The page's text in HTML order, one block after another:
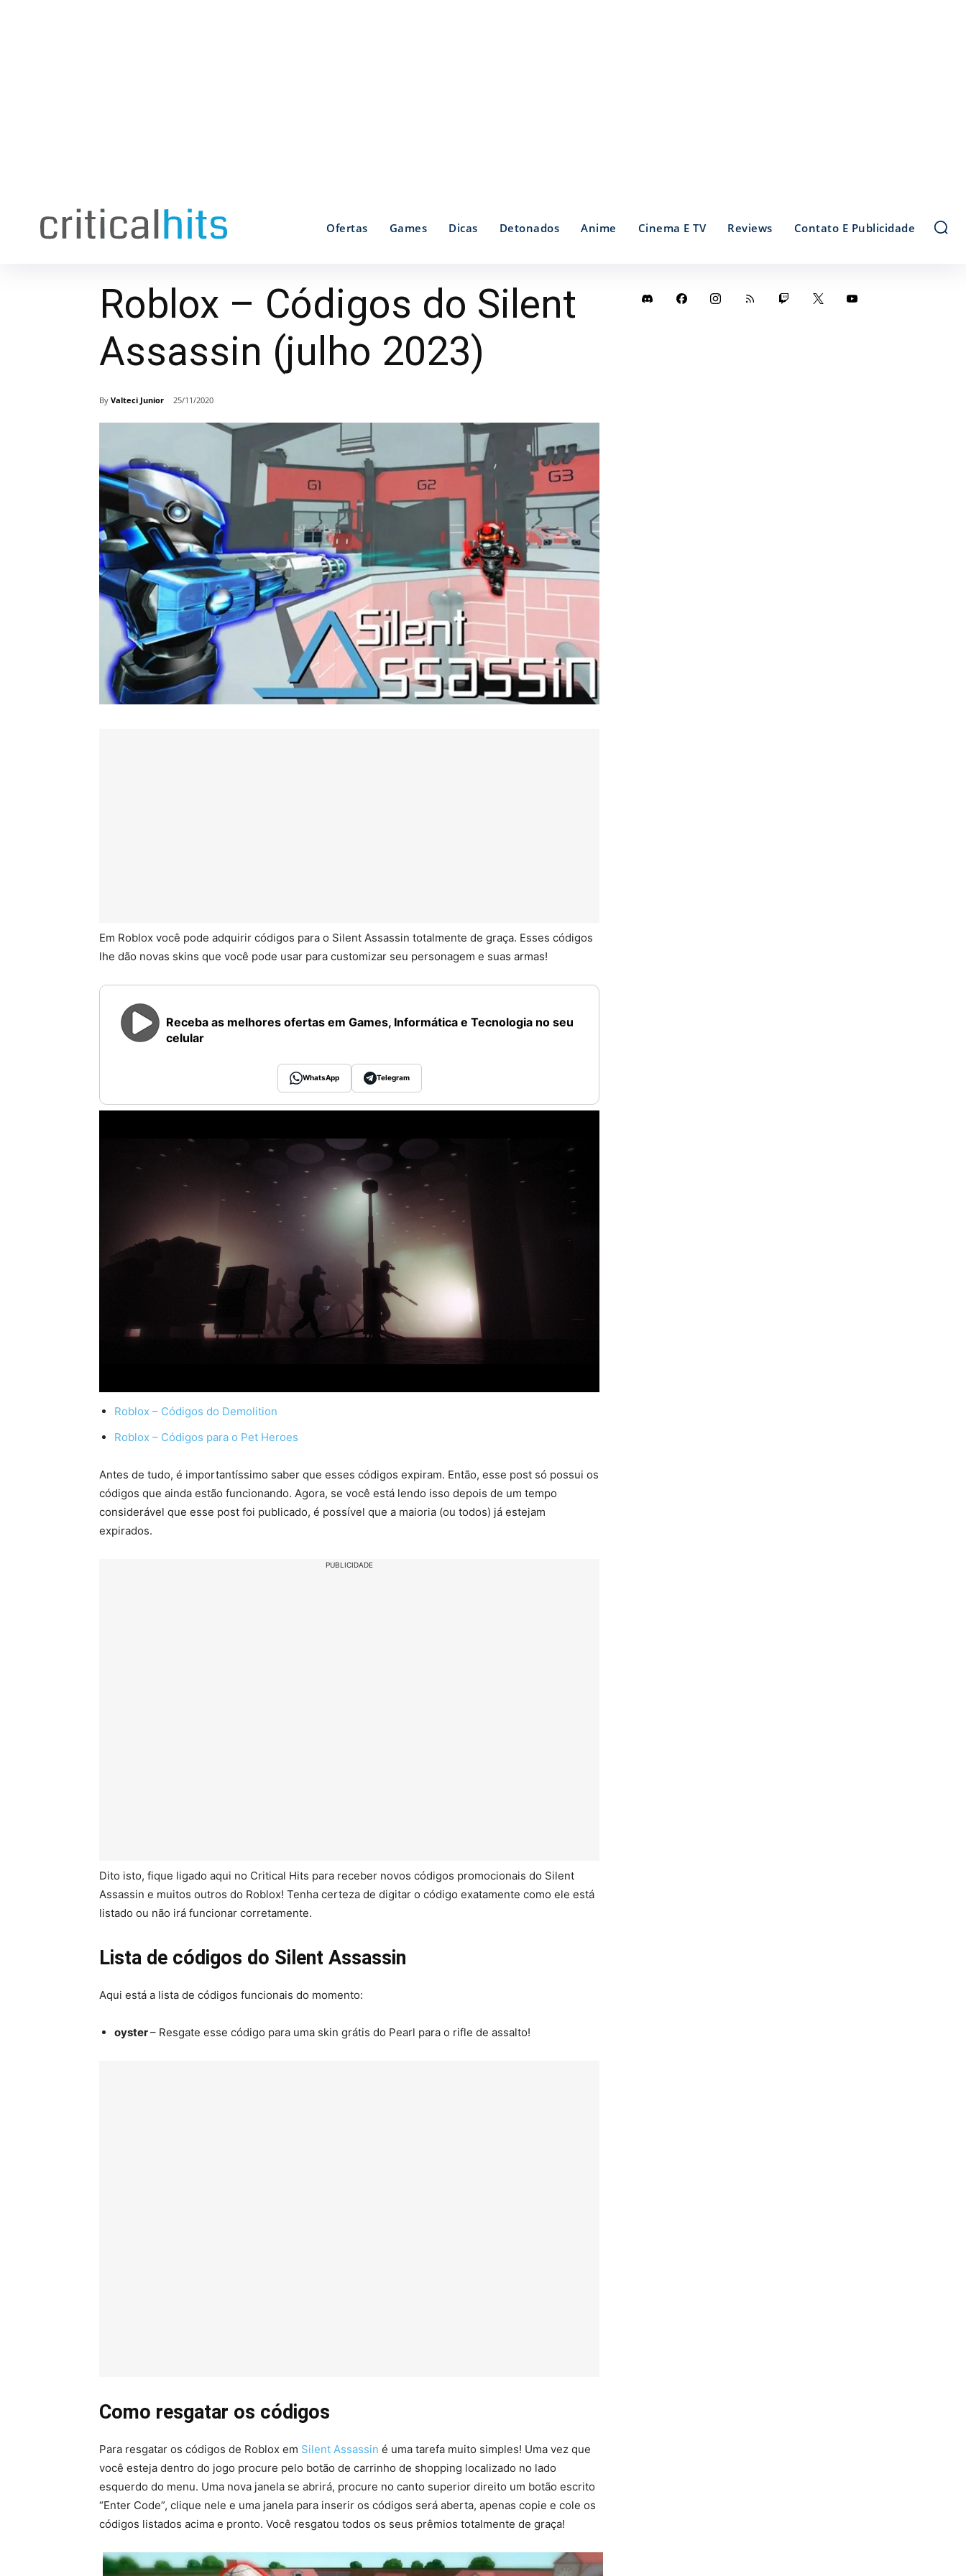
Ofertas Games Dicas Detonados Anime Cinema E TV Reviews Contato E Publicidade
Roblox – Códigos do Silent
Assassin (julho 2023)
By Valteci Junior 25/11/2020
Em Roblox você pode adquirir códigos para o Silent Assassin totalmente de graça. Esses códigos
lhe dão novas skins que você pode usar para customizar seu personagem e suas armas!
Receba as melhores ofertas em Games, Informática e Tecnologia no seu
celular
WhatsApp Telegram
Roblox – Códigos do Demolition
Roblox – Códigos para o Pet Heroes
Antes de tudo, é importantíssimo saber que esses códigos expiram. Então, esse post só possui os
códigos que ainda estão funcionando. Agora, se você está lendo isso depois de um tempo
considerável que esse post foi publicado, é possível que a maioria (ou todos) já estejam
expirados.
PUBLICIDADE
Dito isto, fique ligado aqui no Critical Hits para receber novos códigos promocionais do Silent
Assassin e muitos outros do Roblox! Tenha certeza de digitar o código exatamente como ele está
listado ou não irá funcionar corretamente.
Lista de códigos do Silent Assassin
Aqui está a lista de códigos funcionais do momento:
oyster– Resgate esse código para uma skin grátis do Pearl para o rifle de assalto!
Como resgatar os códigos
Para resgatar os códigos de Roblox em Silent Assassin é uma tarefa muito simples! Uma vez que
você esteja dentro do jogo procure pelo botão de carrinho de shopping localizado no lado
esquerdo do menu. Uma nova janela se abrirá, procure no canto superior direito um botão escrito
“Enter Code”, clique nele e uma janela para inserir os códigos será aberta, apenas copie e cole os
códigos listados acima e pronto. Você resgatou todos os seus prêmios totalmente de graça!